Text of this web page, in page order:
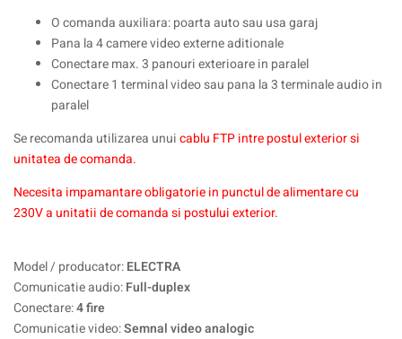
O comanda auxiliara: poarta auto sau usa garaj
Pana la 4 camere video externe aditionale
Conectare max. 3 panouri exterioare in paralel
Conectare 1 terminal video sau pana la 3 terminale audio in
paralel
Se recomanda utilizarea unuicablu FTP intre postul exterior si
unitatea de comanda.
Necesita impamantare obligatorie in punctul de alimentare cu
230V a unitatii de comanda si postului exterior.
Model / producator:ELECTRA
Comunicatie audio:Full-duplex
Conectare:4 fire
Comunicatie video:Semnal video analogic